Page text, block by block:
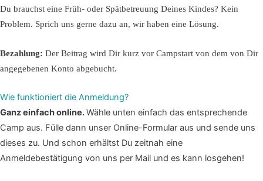
Du brauchst eine Früh- oder Spätbetreuung Deines Kindes? Kein
Problem. Sprich uns gerne dazu an, wir haben eine Lösung.
Bezahlung: Der Beitrag wird Dir kurz vor Campstart von dem von Dir
angegebenen Konto abgebucht.
Wie funktioniert die Anmeldung?
Ganz einfach online.Wähle unten einfach das entsprechende
Camp aus. Fülle dann unser Online-Formular aus und sende uns
dieses zu. Und schon erhältst Du zeitnah eine
Anmeldebestätigung von uns per Mail und es kann losgehen!